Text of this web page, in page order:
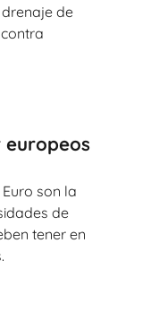
de
europeos
son la
de
tener en